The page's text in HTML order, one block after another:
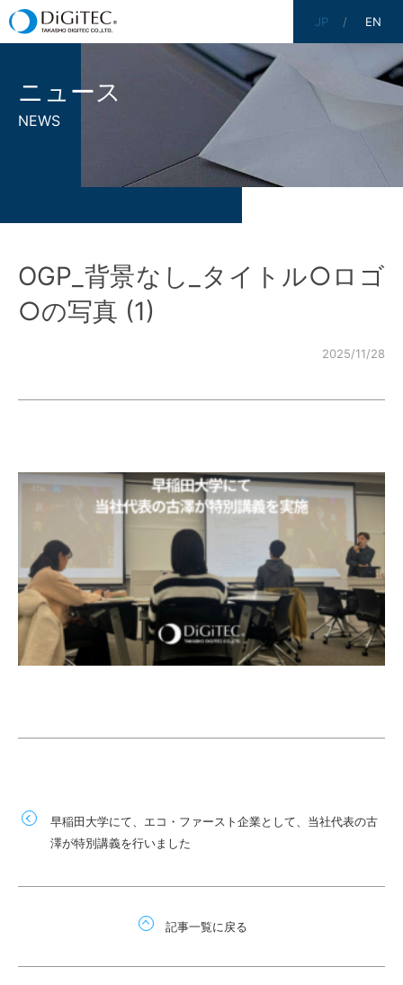
JP EN
ニュース
NEWS
OGP_背景なし_タイトル○ロゴ
○の写真 (1)
2025/11/28
早稲田大学にて、エコ・ファースト企業として、当社代表の古
澤が特別講義を行いました
記事一覧に戻る